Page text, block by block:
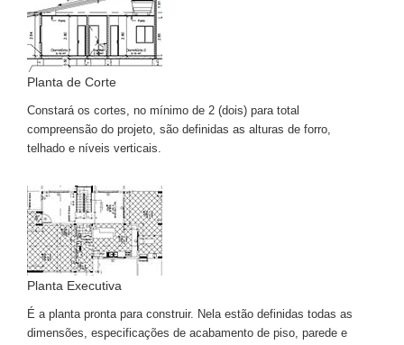
Planta de Corte
Constará os cortes, no mínimo de 2 (dois) para total
compreensão do projeto, são definidas as alturas de forro,
telhado e níveis verticais.
Planta Executiva
É a planta pronta para construir. Nela estão definidas todas as
dimensões, especificações de acabamento de piso, parede e